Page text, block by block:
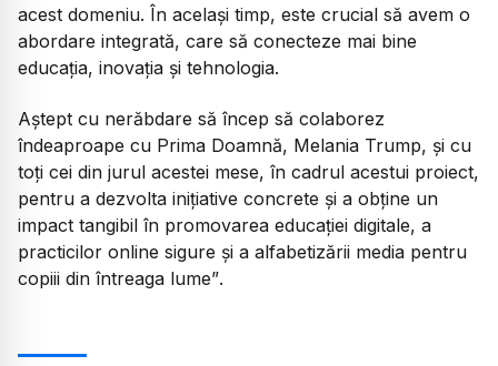
acest domeniu. În același timp, este crucial să avem o
abordare integrată, care să conecteze mai bine
educația, inovația și tehnologia.
Aștept cu nerăbdare să încep să colaborez
îndeaproape cu Prima Doamnă, Melania Trump, și cu
toți cei din jurul acestei mese, în cadrul acestui proiect,
pentru a dezvolta inițiative concrete și a obține un
impact tangibil în promovarea educației digitale, a
practicilor online sigure și a alfabetizării media pentru
copiii din întreaga lume”.